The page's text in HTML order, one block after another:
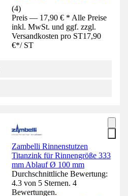
(4)
Preis — 17,90 € * Alle Preise
inkl. MwSt. und ggf. zzgl.
Versandkosten pro ST17,90
€*/ ST
Zambelli Rinnenstutzen
Titanzink für Rinnengröße 333
mm Ablauf Ø 100 mm
Durchschnittliche Bewertung:
4.3 von 5 Sternen. 4
Bewertungen.